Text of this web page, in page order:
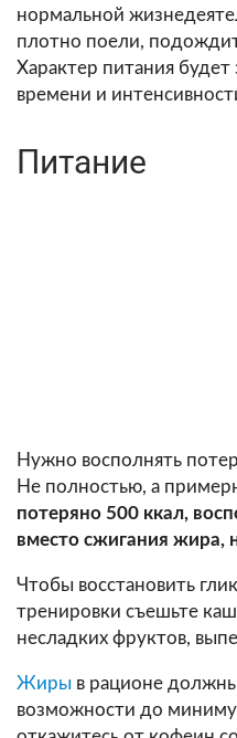
нормальной
плотно поели,
Характер питания будет
времени и
Питание
Нужно восполнять
Не полностью, а
потеряно 500 ккал,
вместо сжигания жира,
Чтобы восстановить
тренировки съешьте
несладких фруктов,
Жиры в рационе
возможности до